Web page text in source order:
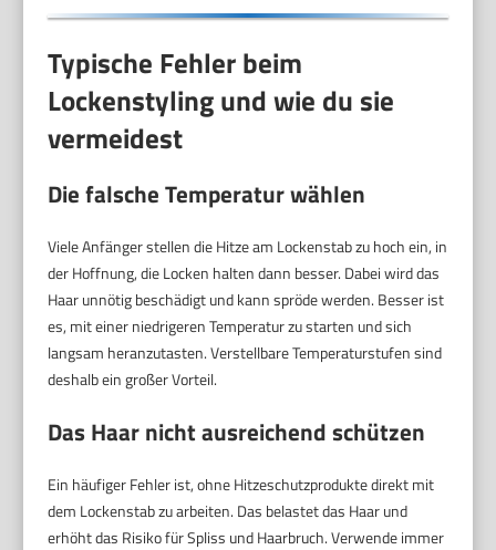
Typische Fehler beim
Lockenstyling und wie du sie
vermeidest
Die falsche Temperatur wählen
Viele Anfänger stellen die Hitze am Lockenstab zu hoch ein, in
der Hoffnung, die Locken halten dann besser. Dabei wird das
Haar unnötig beschädigt und kann spröde werden. Besser ist
es, mit einer niedrigeren Temperatur zu starten und sich
langsam heranzutasten. Verstellbare Temperaturstufen sind
deshalb ein großer Vorteil.
Das Haar nicht ausreichend schützen
Ein häufiger Fehler ist, ohne Hitzeschutzprodukte direkt mit
dem Lockenstab zu arbeiten. Das belastet das Haar und
erhöht das Risiko für Spliss und Haarbruch. Verwende immer